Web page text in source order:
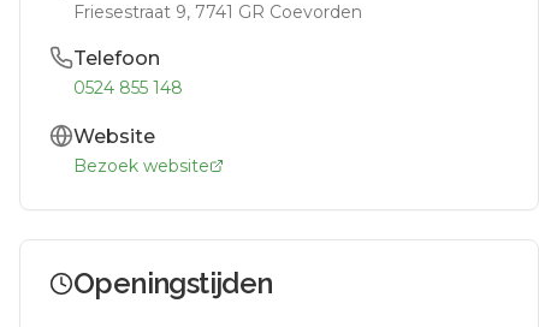
Friesestraat 9, 7741 GR Coevorden
Telefoon
0524 855 148
Website
Bezoek website
Openingstijden